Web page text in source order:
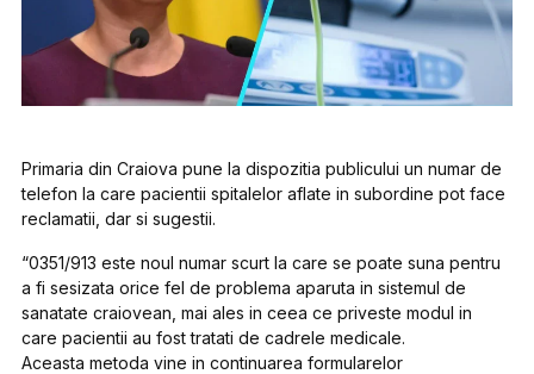
Primaria din Craiova pune la dispozitia publicului un numar de
telefon la care pacientii spitalelor aflate in subordine pot face
reclamatii, dar si sugestii.
“0351/913 este noul numar scurt la care se poate suna pentru
a fi sesizata orice fel de problema aparuta in sistemul de
sanatate craiovean, mai ales in ceea ce priveste modul in
care pacientii au fost tratati de cadrele medicale.
Aceasta metoda vine in continuarea formularelor